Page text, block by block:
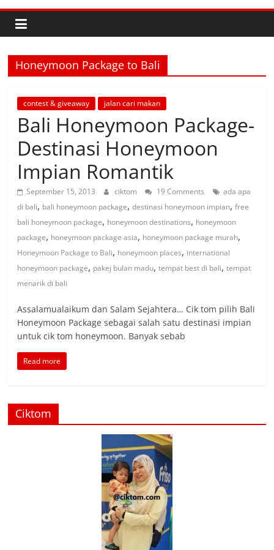
Honeymoon Package to Bali
contest & giveaway jalan cari makan
Bali Honeymoon Package-
Destinasi Honeymoon
Impian Romantik
September 15, 2013 ciktom 19 Comments
ada apa
di bali, bali honeymoon package,destinasi honeymoon impian,free
bali honeymoon package, honeymoon destinations, honeymoon
package, honeymoon package asia, honeymoon package murah,
Honeymoon Package to Bali, honeymoon places, international
honeymoon package, pakej bulan madu,tempat best di bali,tempat
menarik di bali
Assalamualaikum dan Salam Sejahtera… Cik tom pilih Bali
Honeymoon Package sebagai salah satu destinasi impian
untuk cik tom honeymoon. Banyak sebab
Read more
Ciktom